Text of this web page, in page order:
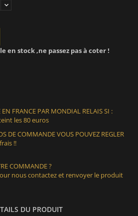
en stock ,ne passez pas à coter !
FRANCE PAR MONDIAL RELAIS SI :
les 80 euros
DE COMMANDE VOUS POUVEZ REGLER
!!
COMMANDE ?
nous contactez et renvoyer le produit
DU PRODUIT